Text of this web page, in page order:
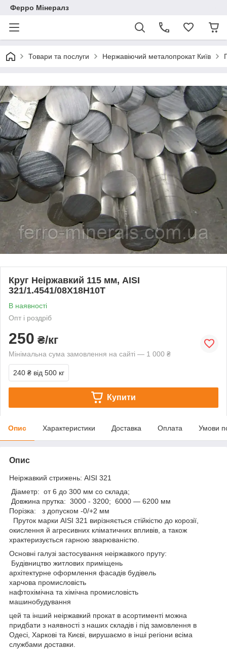
Ферро Мінералз
Товари та послуги Нержавіючий металопрокат Київ
Круг Неіржавкий 115 мм, AISI
321/1.4541/08Х18Н10Т
В наявності
Опт і роздріб
250 ₴/кг
Мінімальна сума замовлення на сайті — 1 000 ₴
240 ₴ від 500 кг
Купити
Опис Характеристики Доставка Оплата Умови
Опис
Неіржавкий стрижень: AISI 321
Діаметр: от 6 до 300 мм со склада;
Довжина прутка: 3000 - 3200; 6000 — 6200 мм
Порізка: з допуском -0/+2 мм
Пруток марки AISI 321 вирізняється стійкістю до корозії,
окислення й агресивних кліматичних впливів, а також
храктеризується гарною зварюваністю.
Основні галузі застосування неіржавкого пруту:
Будівництво житлових приміщень
архітектурне оформлення фасадів будівель
харчова промисловість
нафтохімічна та хімічна промисловість
машинобудування
цей та інший неіржавкий прокат в асортименті можна
придбати з наявності з наших складів і під замовлення в
Одесі, Харкові та Києві, вирушаємо в інші регіони всіма
службами доставки.